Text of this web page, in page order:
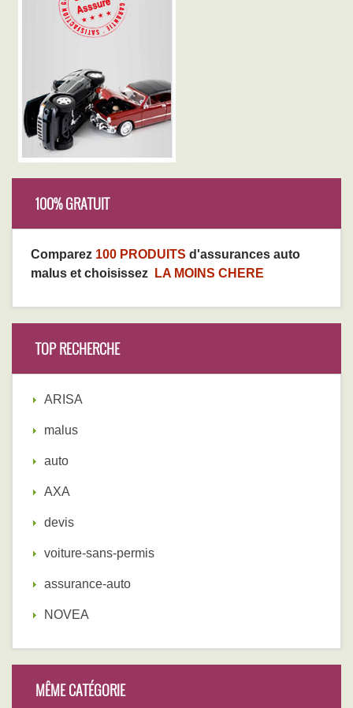
100% GRATUIT
Comparez 100 PRODUITS d'assurances auto
malus et choisissez
LA MOINS CHERE
TOP RECHERCHE
ARISA
malus
auto
AXA
devis
voiture-sans-permis
assurance-auto
NOVEA
MÊME CATÉGORIE